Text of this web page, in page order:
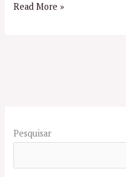
Read More »
Pesquisar